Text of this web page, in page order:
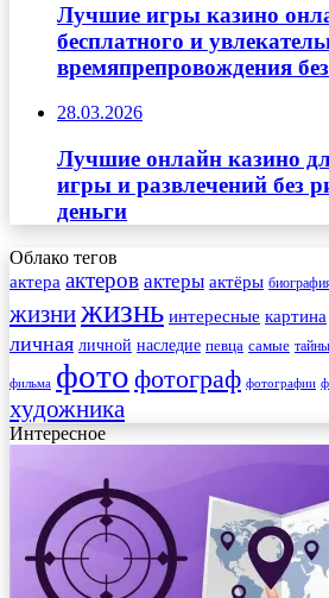
Лучшие игры казино
бесплатного и
времяпрепровождения
28.03.2026
Лучшие онлайн казино
игры и развлечений без
деньги
Облако тегов
актера актеров актеры актёры
жизнижизнь интересные картина
личная личной наследие певца самые тайны
фильма фото фотограф фотографии
художника
Интересное